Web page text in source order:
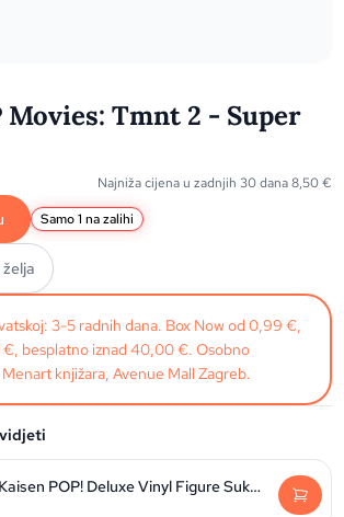
Movies: Tmnt 2 - Super
Najniža cijena u zadnjih 30 dana8,50€
Samo 1 na zalihi
3-5 radnih dana. Box Now od 0,99 €,
€, besplatno iznad 40,00 €. Osobno
knjižara, Avenue Mall Zagreb.
Jujutsu Kaisen POP! Deluxe Vinyl Figure Sukuna 9 cm